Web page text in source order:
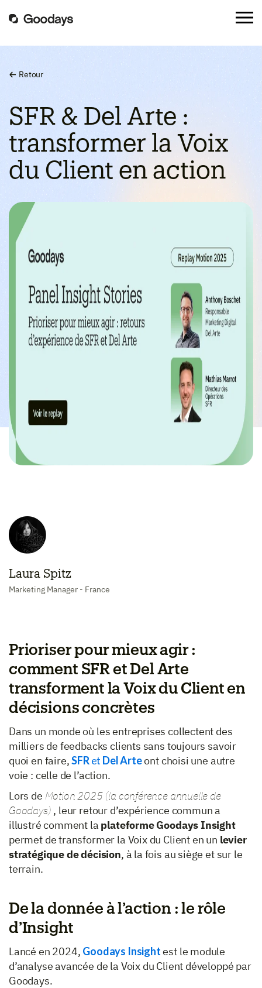
Retour
SFR & Del Arte :
transformer la Voix
du Client en action
Laura Spitz
Marketing Manager - France
Prioriser pour mieux agir :
comment SFR et Del Arte
transforment la Voix du Client en
décisions concrètes
Dans un monde où les entreprises collectent des
milliers de feedbacks clients sans toujours savoir
quoi en faire,SFRet Del Arteont choisi une autre
voie : celle de l’action.
Lors de Motion 2025 (la conférence annuelle de
Goodays) , leur retour d’expérience commun a
illustré comment la plateforme Goodays Insight
permet de transformer la Voix du Client en un levier
stratégique de décision, à la fois au siège et sur le
terrain.
De la donnée à l’action : le rôle
d’Insight
Lancé en 2024, Goodays Insightest le module
d’analyse avancée de la Voix du Client développé par
Goodays.